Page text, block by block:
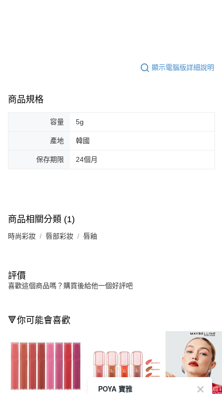
顯示電腦版詳細說明
商品規格
容量 5g
產地 韓國
保存期限 24個月
商品相關分類 (1)
時尚彩妝 唇部彩妝 唇釉
評價
喜歡這個商品嗎？購買後給他一個好評吧
🔻你可能會喜歡
POYA 寶雅